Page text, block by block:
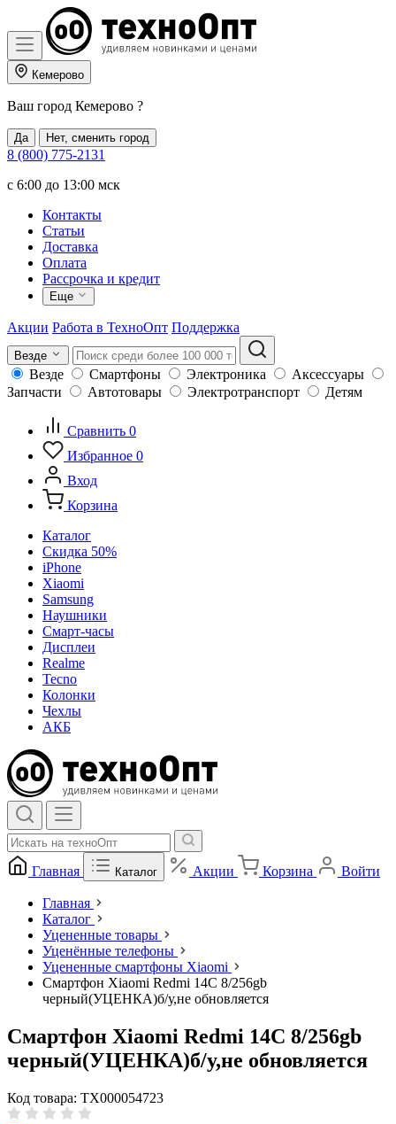
Кемерово
Ваш город Кемерово ?
Да Нет, сменить город
8 (800) 775-2131
c 6:00 до 13:00 мск
Контакты
Статьи
Доставка
Оплата
Рассрочка и кредит
Еще
Акции Работа в ТехноОпт Поддержка
Везде
Везде Смартфоны Электроника
Аксессуары
Запчасти
Автотовары Электротранспорт Детям
Сравнить 0
Избранное 0
Вход
Корзина
Каталог
Скидка 50%
iPhone
Xiaomi
Samsung
Наушники
Смарт-часы
Дисплеи
Realme
Tecno
Колонки
Чехлы
АКБ
Главная Каталог Акции Корзина Войти
Главная
Каталог
Уцененные товары
Уценённые телефоны
Уцененные смартфоны Xiaomi
Смартфон Xiaomi Redmi 14C 8/256gb
черный(УЦЕНКА)б/у,не обновляется
Смартфон Xiaomi Redmi 14C 8/256gb
черный(УЦЕНКА)б/у,не обновляется
Код товара: ТХ000054723